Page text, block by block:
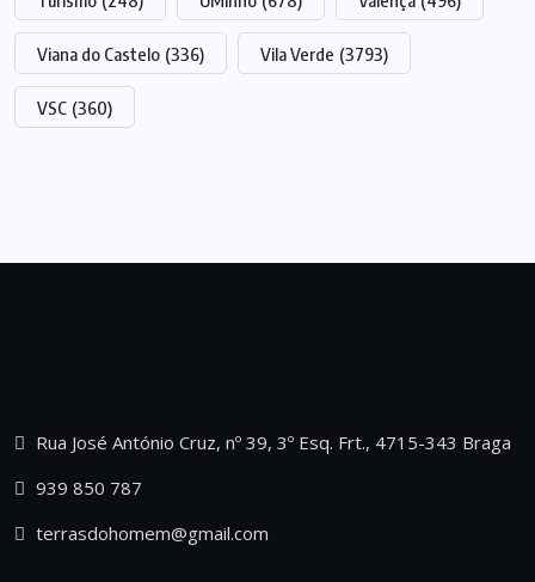
Viana do Castelo (336) Vila Verde (3793)
VSC (360)
Rua José António Cruz, nº 39, 3º Esq. Frt., 4715-343 Braga
939 850 787
terrasdohomem@gmail.com